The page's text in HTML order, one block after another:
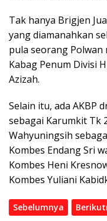
Tak hanya Brigjen
yang diamanahkan
pula seorang
Kabag Penum Divisi
Azizah.
Selain itu, ada AKBP
sebagai Karumkit Tk
Wahyuningsih
Kombes Endang Sri
Kombes Heni
Kombes Yuliani
Sebelumnya